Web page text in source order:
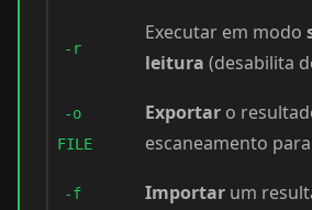
-r
Executar em modo
leitura (desabilita
-o
FILE
Exportar o
escaneamento
-f
Importar um